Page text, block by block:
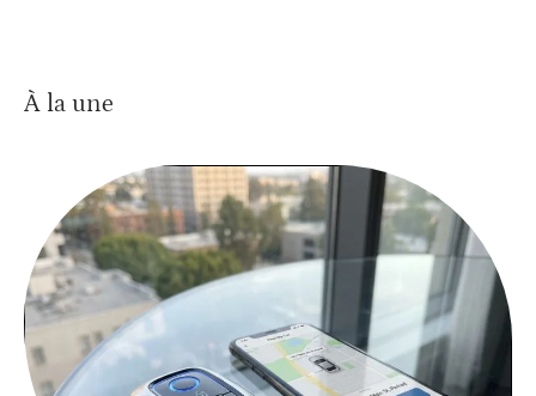
À la une